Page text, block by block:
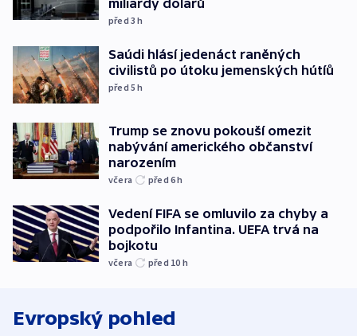
miliardy dolarů
před 3h
Saúdi hlásí jedenáct raněných
civilistů po útoku jemenských hútíů
před 5h
Trump se znovu pokouší omezit
nabývání amerického občanství
narozením
včera před 6h
Vedení FIFA se omluvilo za chyby a
podpořilo Infantina. UEFA trvá na
bojkotu
včera před 10 h
Evropský pohled